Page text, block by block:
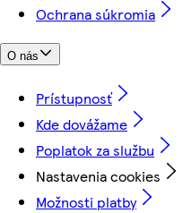
Ochrana súkromia
O nás
Prístupnosť
Kde dovážame
Poplatok za službu
Nastavenia cookies
Možnosti platby